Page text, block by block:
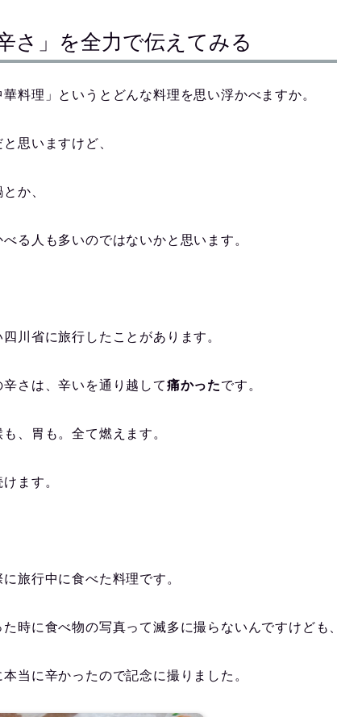
さ」を全力で伝えてみる
料理」というとどんな料理を思い浮かべますか。
思いますけど、
か、
る人も多いのではないかと思います。
川省に旅行したことがあります。
さは、辛いを通り越して痛かったです。
、胃も。全て燃えます。
ます。
旅行中に食べた料理です。
時に食べ物の写真って滅多に撮らないんですけども、
当に辛かったので記念に撮りました。